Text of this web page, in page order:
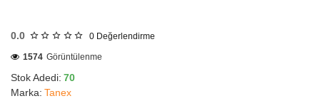
0.0 0 Değerlendirme
Stok Adedi: 70
Marka: Tanex
1574 Görüntülenme